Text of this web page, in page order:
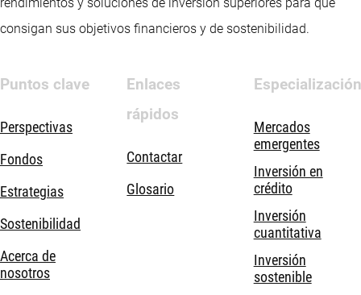
consigan sus objetivos financieros y de sostenibilidad.
Puntos clave
Perspectivas
Fondos
Estrategias
Sostenibilidad
Acerca de
nosotros
Enlaces
rápidos
Contactar
Glosario
Especialización
Mercados
emergentes
Inversión en
crédito
Inversión
cuantitativa
Inversión
sostenible